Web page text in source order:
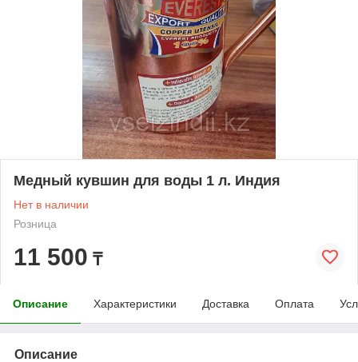
Медный кувшин для воды 1 л. Индия
Нет в наличии
Розница
11 500 ₸
Описание Характеристики Доставка Оплата
Описание